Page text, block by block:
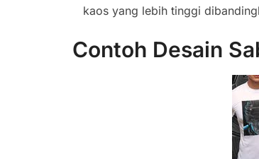
kaos yang lebih tinggi
Contoh Desain